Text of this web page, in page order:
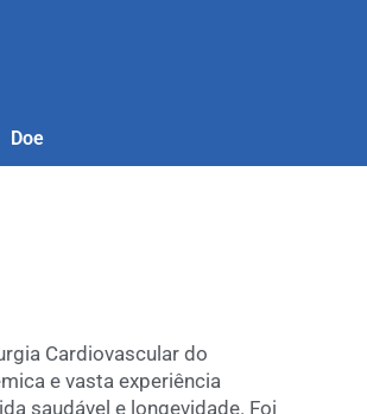
Doe
Cardiovascular do
e vasta experiência
saudável e longevidade. Foi